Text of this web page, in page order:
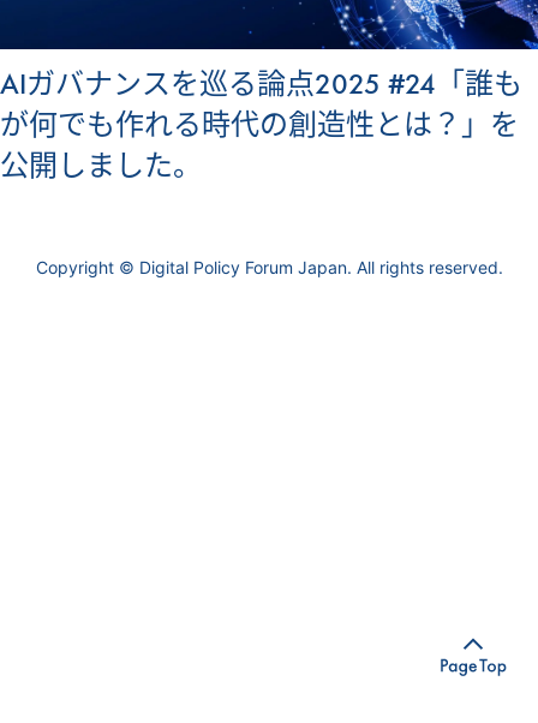
AIガバナンスを巡る論点2025 #24「誰も
が何でも作れる時代の創造性とは？」を
公開しました。
Copyright © Digital Policy Forum Japan. All rights reserved.